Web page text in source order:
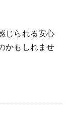
じられる安心
かもしれませ